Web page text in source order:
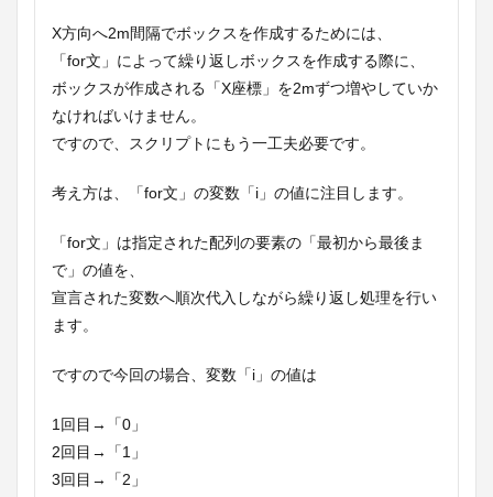
X方向へ2m間隔でボックスを作成するためには、
「for文」によって繰り返しボックスを作成する際に、
ボックスが作成される「X座標」を2mずつ増やしていか
なければいけません。
ですので、スクリプトにもう一工夫必要です。
考え方は、「for文」の変数「i」の値に注目します。
「for文」は指定された配列の要素の「最初から最後ま
で」の値を、
宣言された変数へ順次代入しながら繰り返し処理を行い
ます。
ですので今回の場合、変数「i」の値は
1回目→「0」
2回目→「1」
3回目→「2」